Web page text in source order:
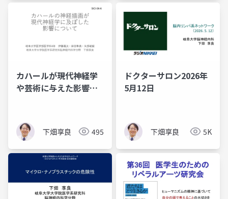
カハールが現代神経学
や芸術に与えた影響に
下畑享良 495
ドクターサロン2026年
5月12日
下畑享良 5K